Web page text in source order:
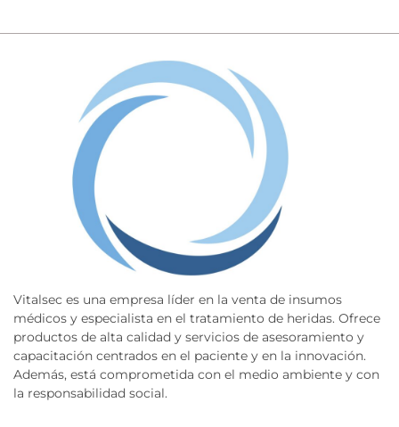
hasta
Vitalsec es una empresa líder en la venta de insumos
médicos y especialista en el tratamiento de heridas. Ofrece
productos de alta calidad y servicios de asesoramiento y
capacitación centrados en el paciente y en la innovación.
Además, está comprometida con el medio ambiente y con
la responsabilidad social.